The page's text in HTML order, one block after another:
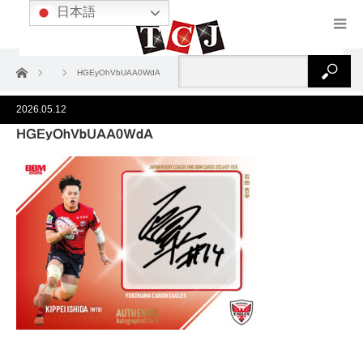
ホーム HGEyOhVbUAA0WdA
2026.05.12
HGEyOhVbUAA0WdA
日本語